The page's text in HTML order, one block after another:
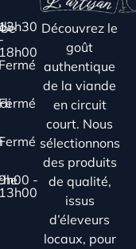
Découvrez le
goût
authentique
de la viande
en circuit
court. Nous
sélectionnons
des produits
de qualité,
issus
d’éleveurs
locaux, pour
13h30
-
18h00
Fermé
-
13h00